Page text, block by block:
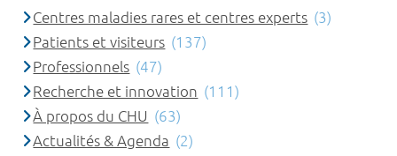
Centres maladies rares et centres experts (3)
Patients et visiteurs (137)
Professionnels (47)
Recherche et innovation (111)
À propos du CHU (63)
Actualités & Agenda (2)